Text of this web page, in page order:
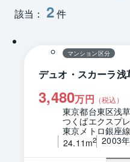
該当： 2件
マンション区分
デュオ・スカーラ浅
3,480万円 （税込）
東京都台東区浅
つくばエクスプ
東京メトロ銀座
24.11m2 2003